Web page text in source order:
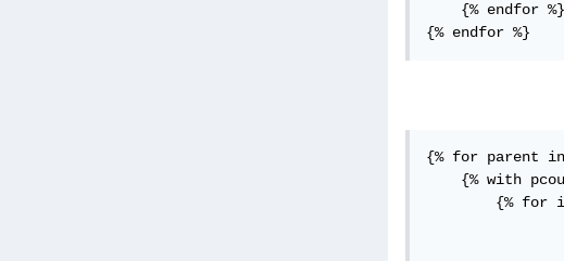
    {% endfor %}
{% endfor %}
{% for parent in
{% with